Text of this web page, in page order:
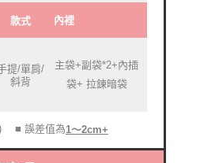
款式 內裡
提/單肩/
斜背
主袋+副袋*2+內插
袋+ 拉鍊暗袋
■ 誤差值為1～2cm+